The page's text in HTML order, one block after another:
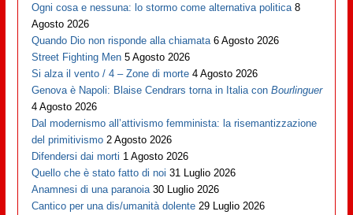
Ogni cosa e nessuna: lo stormo come alternativa politica 8
Agosto 2026
Quando Dio non risponde alla chiamata 6 Agosto 2026
Street Fighting Men 5 Agosto 2026
Si alza il vento / 4 – Zone di morte 4 Agosto 2026
Genova è Napoli: Blaise Cendrars torna in Italia conBourlinguer
4 Agosto 2026
Dal modernismo all’attivismo femminista: la risemantizzazione
del primitivismo 2 Agosto 2026
Difendersi dai morti 1 Agosto 2026
Quello che è stato fatto di noi 31 Luglio 2026
Anamnesi di una paranoia 30 Luglio 2026
Cantico per una dis/umanità dolente 29 Luglio 2026